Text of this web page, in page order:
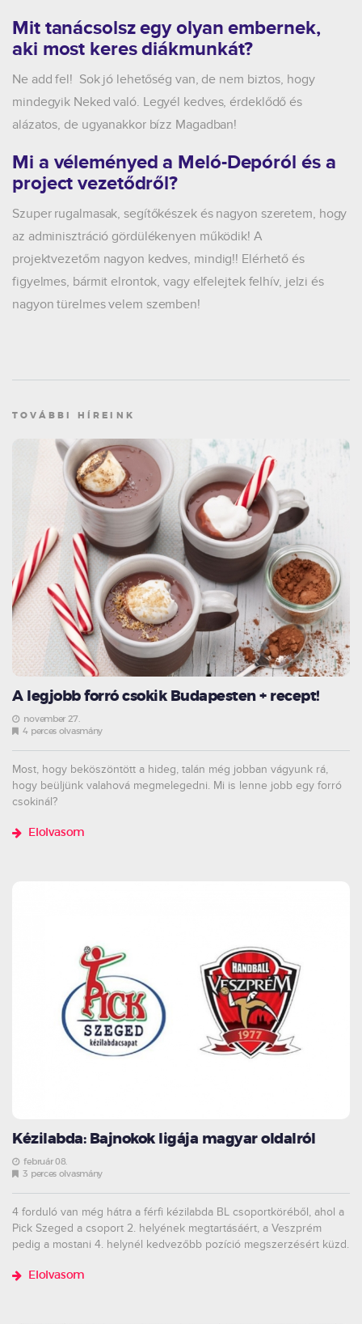
Mit tanácsolsz egy olyan embernek,
aki most keres diákmunkát?
Ne add fel! Sok jó lehetőség van, de nem biztos, hogy
mindegyik Neked való. Legyél kedves, érdeklődő és
alázatos, de ugyanakkor bízz Magadban!
Mi a véleményed a Meló-Depóról és a
project vezetődről?
Szuper rugalmasak, segítőkészek és nagyon szeretem, hogy
az adminisztráció gördülékenyen működik! A
projektvezetőm nagyon kedves, mindig!! Elérhető és
figyelmes, bármit elrontok, vagy elfelejtek felhív, jelzi és
nagyon türelmes velem szemben!
TOVÁBBI HÍREINK
A legjobb forró csokik Budapesten + recept!
november 27.
4 perces olvasmány
Most, hogy beköszöntött a hideg, talán még jobban vágyunk rá,
hogy beüljünk valahová megmelegedni. Mi is lenne jobb egy forró
csokinál?
Elolvasom
Kézilabda: Bajnokok ligája magyar oldalról
február 08.
3 perces olvasmány
4 forduló van még hátra a férfi kézilabda BL csoportköréből, ahol a
Pick Szeged a csoport 2. helyének megtartásáért, a Veszprém
pedig a mostani 4. helynél kedvezőbb pozíció megszerzésért küzd.
Elolvasom